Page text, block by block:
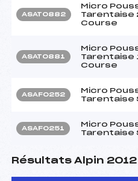
ASAT0882
Micro
Tarentaise
Course
ASAT0881
Micro
Tarentaise
Course
ASAF0252
Micro
Tarentaise
ASAF0251
Micro
Tarentaise
Résultats Alpin 2012